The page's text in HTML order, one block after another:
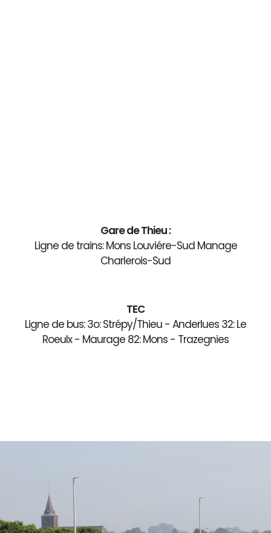
Gare de Thieu :
Ligne de trains: Mons Louviére-Sud Manage
Charlerois-Sud
TEC
Ligne de bus: 3o: Strépy/Thieu - Anderlues 32: Le
Roeulx - Maurage 82: Mons - Trazegnies